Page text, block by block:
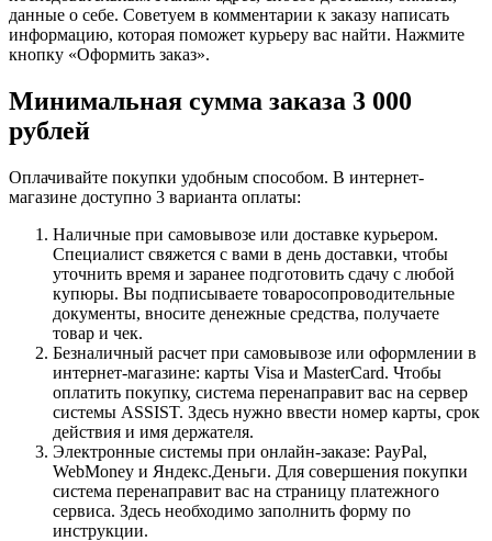
данные о себе. Советуем в комментарии к заказу написать
информацию, которая поможет курьеру вас найти. Нажмите
кнопку «Оформить заказ».
Минимальная сумма заказа 3 000
рублей
Оплачивайте покупки удобным способом. В интернет-
магазине доступно 3 варианта оплаты:
Наличные при самовывозе или доставке курьером.
Специалист свяжется с вами в день доставки, чтобы
уточнить время и заранее подготовить сдачу с любой
купюры. Вы подписываете товаросопроводительные
документы, вносите денежные средства, получаете
товар и чек.
Безналичный расчет при самовывозе или оформлении в
интернет-магазине: карты Visa и MasterCard. Чтобы
оплатить покупку, система перенаправит вас на сервер
системы ASSIST. Здесь нужно ввести номер карты, срок
действия и имя держателя.
Электронные системы при онлайн-заказе: PayPal,
WebMoney и Яндекс.Деньги. Для совершения покупки
система перенаправит вас на страницу платежного
сервиса. Здесь необходимо заполнить форму по
инструкции.